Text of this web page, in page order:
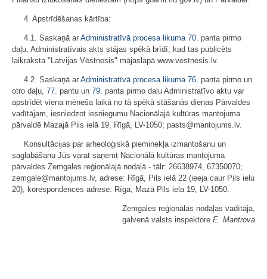
4. Apstrīdēšanas kārtība:
4.1. Saskaņā ar Administratīvā procesa likuma 70. panta pirmo
daļu, Administratīvais akts stājas spēkā brīdī, kad tas publicēts
laikraksta "Latvijas Vēstnesis" mājaslapā www.vestnesis.lv.
4.2. Saskaņā ar Administratīvā procesa likuma 76. panta pirmo un
otro daļu, 77. pantu un 79. panta pirmo daļu Administratīvo aktu var
apstrīdēt viena mēneša laikā no tā spēkā stāšanās dienas Pārvaldes
vadītājam, iesniedzot iesniegumu Nacionālajā kultūras mantojuma
pārvaldē Mazajā Pils ielā 19, Rīgā, LV-1050; pasts@mantojums.lv.
Konsultācijas par arheoloģiskā pieminekļa izmantošanu un
saglabāšanu Jūs varat saņemt Nacionālā kultūras mantojuma
pārvaldes Zemgales reģionālajā nodaļā - tālr: 26638974, 67350070;
zemgale@mantojums.lv, adrese: Rīgā, Pils ielā 22 (ieeja caur Pils ielu
20), korespondences adrese: Rīga, Mazā Pils iela 19, LV-1050.
Zemgales reģionālās nodaļas vadītāja,
galvenā valsts inspektore E. Mantrova